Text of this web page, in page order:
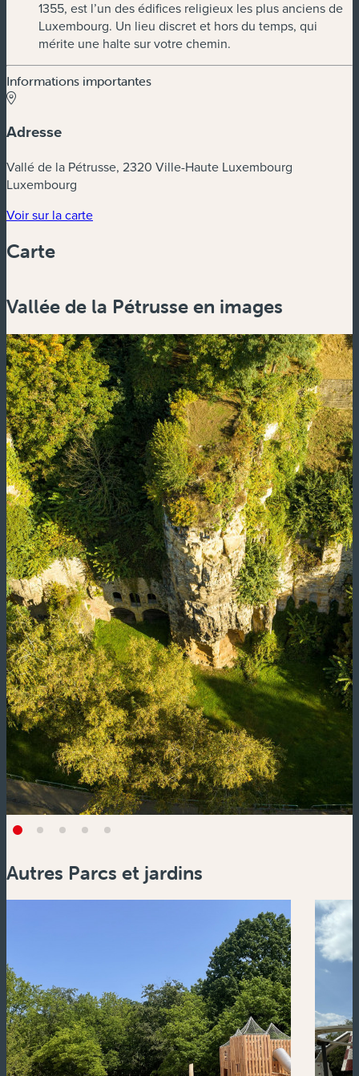
1355, est l’un des édifices religieux les plus anciens de
Luxembourg. Un lieu discret et hors du temps, qui
mérite une halte sur votre chemin.
Informations importantes
Adresse
Vallé de la Pétrusse, 2320 Ville-Haute Luxembourg
Luxembourg
Voir sur la carte(nouvelle fenêtre)
Carte
Zoom
Zoom
out
Vallée de la Pétrusse en images
Autres Parcs et jardins